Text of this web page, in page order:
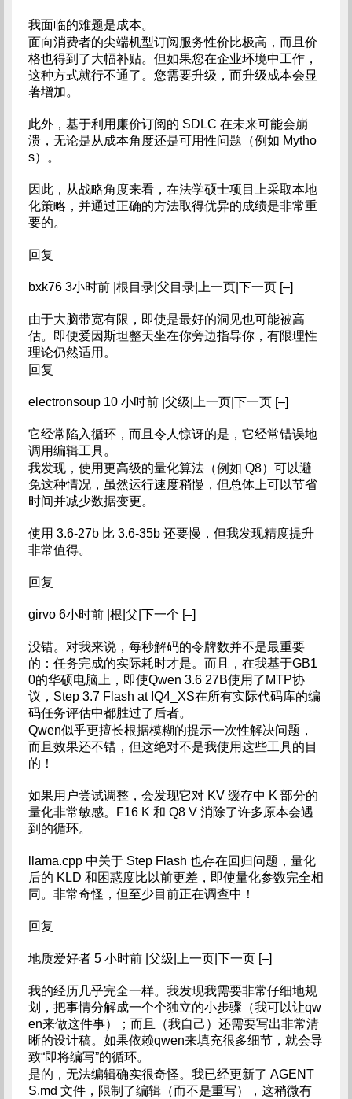
我面临的难题是成本。
面向消费者的尖端机型订阅服务性价比极高，而且价
格也得到了大幅补贴。但如果您在企业环境中工作，
这种方式就行不通了。您需要升级，而升级成本会显
著增加。
此外，基于利用廉价订阅的 SDLC 在未来可能会崩
溃，无论是从成本角度还是可用性问题（例如 Mytho
s）。
因此，从战略角度来看，在法学硕士项目上采取本地
化策略，并通过正确的方法取得优异的成绩是非常重
要的。
回复
bxk76 3小时前 |根目录|父目录|上一页|下一页 [–]
由于大脑带宽有限，即使是最好的洞见也可能被高
估。即便爱因斯坦整天坐在你旁边指导你，有限理性
理论仍然适用。
回复
electronsoup 10 小时前 |父级|上一页|下一页 [–]
它经常陷入循环，而且令人惊讶的是，它经常错误地
调用编辑工具。
我发现，使用更高级的量化算法（例如 Q8）可以避
免这种情况，虽然运行速度稍慢，但总体上可以节省
时间并减少数据变更。
使用 3.6-27b 比 3.6-35b 还要慢，但我发现精度提升
非常值得。
回复
girvo 6小时前 |根|父|下一个 [–]
没错。对我来说，每秒解码的令牌数并不是最重要
的：任务完成的实际耗时才是。而且，在我基于GB1
0的华硕电脑上，即使Qwen 3.6 27B使用了MTP协
议，Step 3.7 Flash at IQ4_XS在所有实际代码库的编
码任务评估中都胜过了后者。
Qwen似乎更擅长根据模糊的提示一次性解决问题，
而且效果还不错，但这绝对不是我使用这些工具的目
的！
如果用户尝试调整，会发现它对 KV 缓存中 K 部分的
量化非常敏感。F16 K 和 Q8 V 消除了许多原本会遇
到的循环。
llama.cpp 中关于 Step Flash 也存在回归问题，量化
后的 KLD 和困惑度比以前更差，即使量化参数完全相
同。非常奇怪，但至少目前正在调查中！
回复
地质爱好者 5 小时前 |父级|上一页|下一页 [–]
我的经历几乎完全一样。我发现我需要非常仔细地规
划，把事情分解成一个个独立的小步骤（我可以让qw
en来做这件事）；而且（我自己）还需要写出非常清
晰的设计稿。如果依赖qwen来填充很多细节，就会导
致“即将编写”的循环。
是的，无法编辑确实很奇怪。我已经更新了 AGENT
S.md 文件，限制了编辑（而不是重写），这稍微有